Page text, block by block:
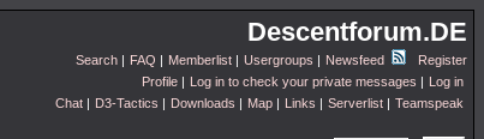
Descentforum.DE
Search | FAQ | Memberlist | Usergroups | Newsfeed
Register
Profile | Log in to check your private messages | Log in
Chat | D3-Tactics | Downloads | Map | Links | Serverlist | Teamspeak